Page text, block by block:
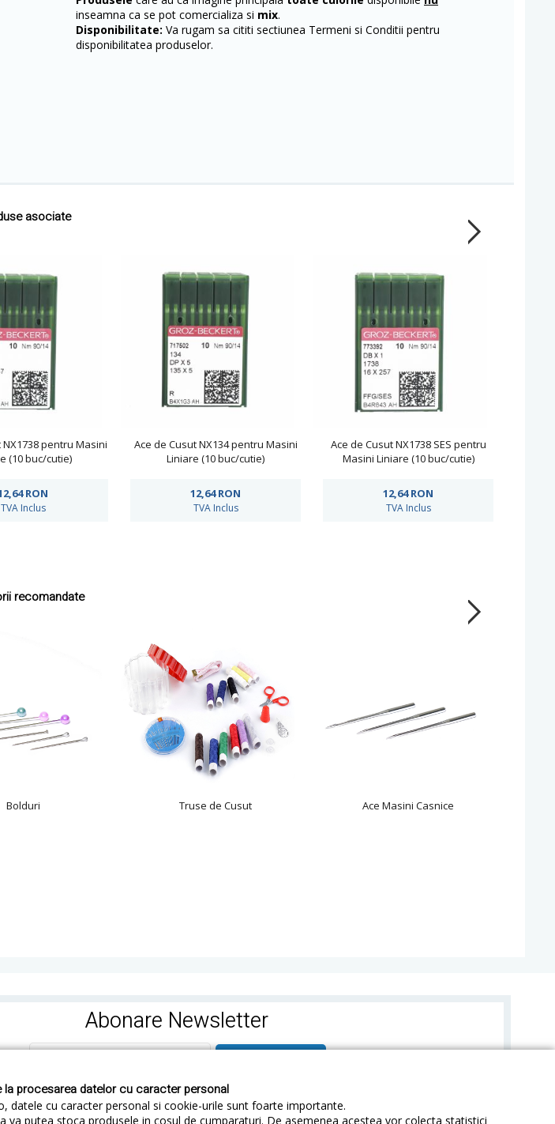
procesarea datelor cu caracter personal
datele cu caracter personal si cookie-urile sunt foarte importante.
putea stoca produsele in cosul de cumparaturi. De asemenea acestea vor colecta statistici
inseamna ca se pot comercializa si mix.
Disponibilitate: Va rugam sa cititi sectiunea Termeni si Conditii pentru
disponibilitatea produselor.
asociate
NX1738 pentru Masini
(10 buc/cutie)
RON
TVA Inclus
Ace de Cusut NX134 pentru Masini
Liniare (10 buc/cutie)
12,64RON
TVA Inclus
Ace de Cusut NX1738 SES pentru
Masini Liniare (10 buc/cutie)
12,64RON
TVA Inclus
recomandate
Bolduri Truse de Cusut Ace Masini Casnice
Abonare Newsletter